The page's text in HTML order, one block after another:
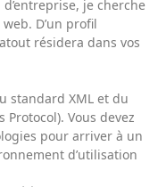
je cherche
D’un profil
résidera dans vos
standard XML et du
Protocol). Vous devez
pour arriver à un
d’utilisation